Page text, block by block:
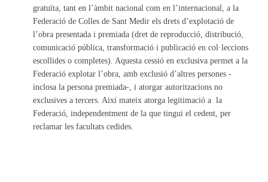
gratuïta, tant en l’àmbit nacional com en l’internacional, a la
Federació de Colles de Sant Medir els drets d’explotació de
l’obra presentada i premiada (dret de reproducció, distribució,
comunicació pública, transformació i publicació en col·leccions
escollides o completes). Aquesta cessió en exclusiva permet a la
Federació explotar l’obra, amb exclusió d’altres persones -
inclosa la persona premiada-, i atorgar autoritzacions no
exclusives a tercers. Així mateix atorga legitimació a la
Federació, independentment de la que tingui el cedent, per
reclamar les facultats cedides.